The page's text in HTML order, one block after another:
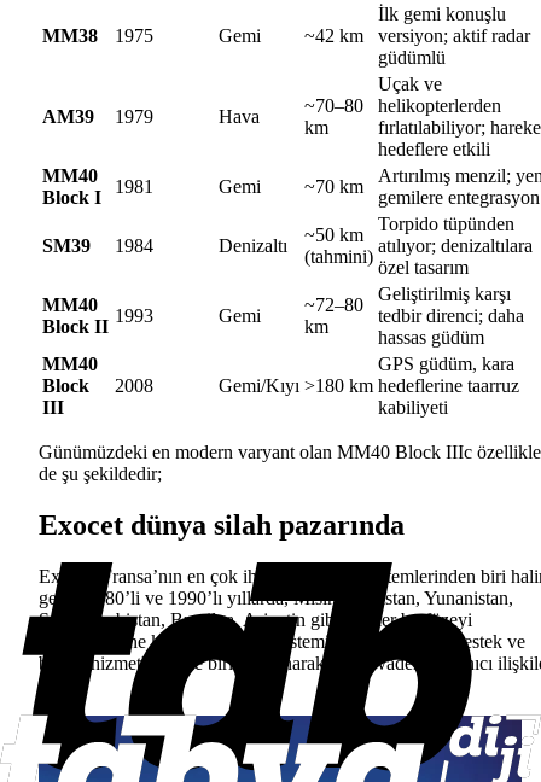
MM38 1975 Gemi ~42 km
İlk gemi konuşlu
versiyon; aktif radar
güdümlü
AM39 1979 Hava
~70–80
km
Uçak ve
helikopterlerden
fırlatılabiliyor;
hedeflere etkili
MM40
Block I
1981 Gemi ~70 km
Artırılmış menzil;
gemilere entegrasyon
SM39 1984 Denizaltı
~50 km
(tahmini)
Torpido tüpünden
atılıyor; denizaltılara
özel tasarım
MM40
Block II
1993 Gemi
~72–80
km
Geliştirilmiş karşı
tedbir direnci; daha
hassas güdüm
MM40
Block
III
2008 Gemi/Kıyı >180 km
GPS güdüm, kara
hedeflerine taarruz
kabiliyeti
Günümüzdeki en modern varyant olan MM40 Block IIIc
de şu şekildedir;
Exocet dünya silah pazarında
Exocet, Fransa’nın en çok ihraç ettiği silah sistemlerinden biri
geldi. 1980’li ve 1990’lı yıllarda, Mısır, Hindistan, Yunanistan,
Suudi Arabistan, Brezilya, Arjantin gibi ülkeler bu füzeyi
envanterlerine kattı. Fransa, bu sistemi satarken teknik destek ve
bakım hizmetlerini de birlikte sunarak, uzun vadeli kullanıcı
kurdu.